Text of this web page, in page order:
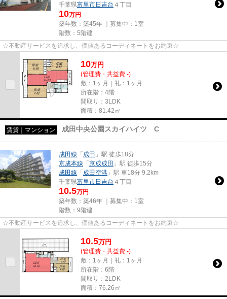
千葉県富里市日吉台 ４丁目
10万円
築年数：築45年 ｜募集中： 1室
階数：5階建
☆不動産サービスを追求し、価値あるコーディネートをお約束☆
10万円
(管理費・共益費 -)
敷：1ヶ月｜礼：1ヶ月
所在階：4階
間取り：3LDK
面積：81.42㎡
賃貸｜マンション 成田中央公園スカイハイツ C
成田線 「成田 」駅 徒歩18分
京成本線 「京成成田 」駅 徒歩15分
成田線 「成田空港 」駅 車18分 9.2km
千葉県富里市日吉台 ４丁目
10.5万円
築年数：築46年 ｜募集中： 1室
階数：9階建
☆不動産サービスを追求し、価値あるコーディネートをお約束☆
10.5万円
(管理費・共益費 -)
敷：1ヶ月｜礼：1ヶ月
所在階：6階
間取り：2LDK
面積：76.26㎡